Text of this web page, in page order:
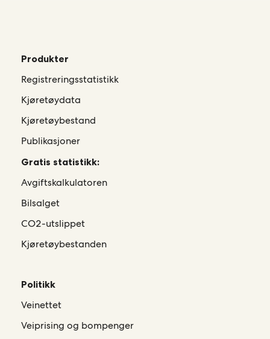
Produkter
Registreringsstatistikk
Kjøretøydata
Kjøretøybestand
Publikasjoner
Gratis statistikk:
Avgiftskalkulatoren
Bilsalget
CO2-utslippet
Kjøretøybestanden
Politikk
Veinettet
Veiprising og bompenger